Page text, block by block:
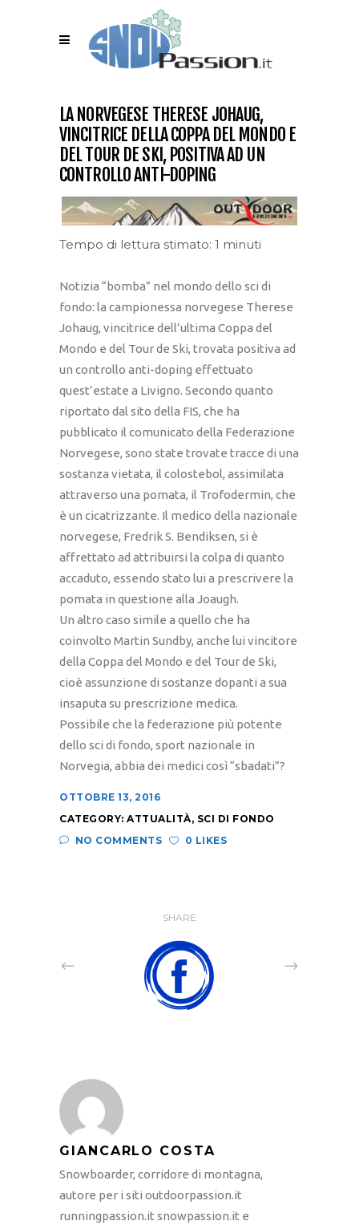
LA NORVEGESE THERESE JOHAUG,
VINCITRICE DELLA COPPA DEL MONDO E
DEL TOUR DE SKI, POSITIVA AD UN
CONTROLLO ANTI-DOPING
Tempo di lettura stimato: 1 minuti
Notizia “bomba” nel mondo dello sci di
fondo: la campionessa norvegese Therese
Johaug, vincitrice dell’ultima Coppa del
Mondo e del Tour de Ski, trovata positiva ad
un controllo anti-doping effettuato
quest’estate a Livigno. Secondo quanto
riportato dal sito della FIS, che ha
pubblicato il comunicato della Federazione
Norvegese, sono state trovate tracce di una
sostanza vietata, il colostebol, assimilata
attraverso una pomata, il Trofodermin, che
è un cicatrizzante. Il medico della nazionale
norvegese, Fredrik S. Bendiksen, si è
affrettato ad attribuirsi la colpa di quanto
accaduto, essendo stato lui a prescrivere la
pomata in questione alla Joaugh.
Un altro caso simile a quello che ha
coinvolto Martin Sundby, anche lui vincitore
della Coppa del Mondo e del Tour de Ski,
cioè assunzione di sostanze dopanti a sua
insaputa su prescrizione medica.
Possibile che la federazione più potente
dello sci di fondo, sport nazionale in
Norvegia, abbia dei medici così “sbadati”?
OTTOBRE 13, 2016
CATEGORY: ATTUALITÀ, SCI DI FONDO
NO COMMENTS
0 LIKES
SHARE
GIANCARLO COSTA
Snowboarder, corridore di montagna,
autore per i siti outdoorpassion.it
runningpassion.it snowpassion.it e